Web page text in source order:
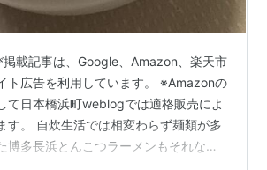
載記事は、Google、Amazon、楽天市
ト広告を利用しています。 ※Amazonの
て日本橋浜町weblogでは適格販売によ
す。 自炊生活では相変わらず麺類が多
博多長浜とんこつラーメンもそれなり